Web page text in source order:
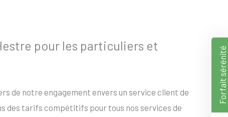
pour les particuliers et
de notre engagement envers un service client de
des tarifs compétitifs pour tous nos services de
Forfait sérénité